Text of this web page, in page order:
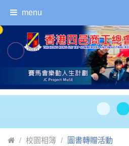
menu
校園相簿 圖書轉贈活動